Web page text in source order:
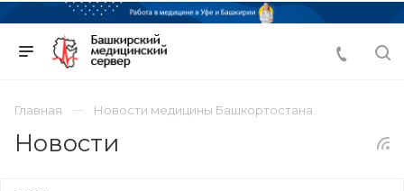
Главная Новости медицины Башкортостана
Новости